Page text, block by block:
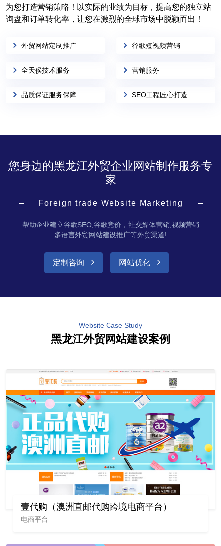
为您打造营销策略！以实际的业绩为目标，提高您的独立站
询盘和订单转化率，让您在激烈的全球市场中脱颖而出！
外贸网站定制推广 谷歌短视频营销
全天候技术服务 营销服务
品质保证服务保障 SEO工程匠心打造
您身边的黑龙江外贸企业网站制作服务专
家
Foreign trade Website Marketing
帮助企业建立谷歌SEO,谷歌竞价，社交媒体营销,视频营销
多语言外贸网站建设推广等外贸渠道!
定制咨询 网站优化
Website Case Study
黑龙江外贸网站建设案例
壹代购（澳洲直邮代购跨境电商平台）
电商平台